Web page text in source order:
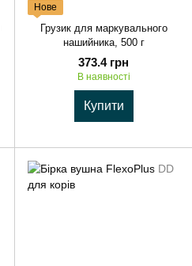
Нове
Грузик для маркувального
нашийника, 500 г
373.4 грн
В наявності
Купити